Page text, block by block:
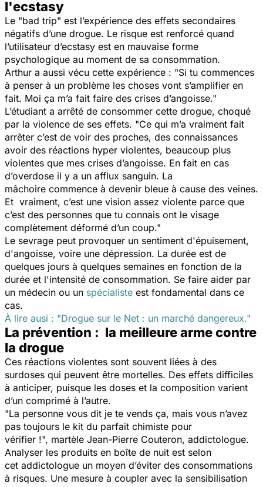
l'ecstasy
Le "bad trip" est l’expérience des effets secondaires
négatifs d’une drogue. Le risque est renforcé quand
l’utilisateur d’ecstasy est en mauvaise forme
psychologique au moment de sa consommation.
Arthur a aussi vécu cette expérience : "Si tu commences
à penser à un problème les choses vont s’amplifier en
fait. Moi ça m’a fait faire des crises d’angoisse."
L’étudiant a arrêté de consommer cette drogue, choqué
par la violence de ses effets. "Ce qui m’a vraiment fait
arrêter c’est de voir des proches, des connaissances
avoir des réactions hyper violentes, beaucoup plus
violentes que mes crises d’angoisse. En fait en cas
d’overdose il y a un afflux sanguin. La
mâchoire commence à devenir bleue à cause des veines.
Et vraiment, c’est une vision assez violente parce que
c’est des personnes que tu connais ont le visage
complètement déformé d’un coup."
Le sevrage peut provoquer un sentiment d'épuisement,
d'angoisse, voire une dépression. La durée est de
quelques jours à quelques semaines en fonction de la
durée et l'intensité de consommation. Se faire aider par
un médecin ou un spécialiste est fondamental dans ce
cas.
À lire ausi : "Drogue sur le Net : un marché dangereux."
La prévention : la meilleure arme contre
la drogue
Ces réactions violentes sont souvent liées à des
surdoses qui peuvent être mortelles. Des effets difficiles
à anticiper, puisque les doses et la composition varient
d’un comprimé à l’autre.
"La personne vous dit je te vends ça, mais vous n’avez
pas toujours le kit du parfait chimiste pour
vérifier !", martèle Jean-Pierre Couteron, addictologue.
Analyser les produits en boîte de nuit est selon
cet addictologue un moyen d’éviter des consommations
à risques. Une mesure à coupler avec la sensibilisation